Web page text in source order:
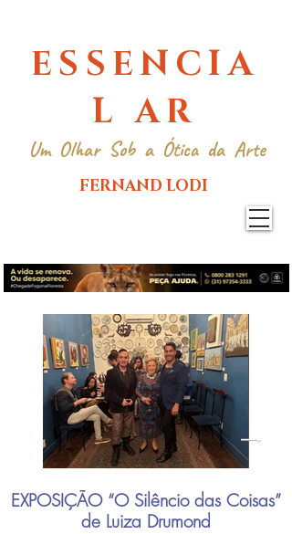
ESSENCIA
L AR
Um Olhar Sob a Ótica da Arte
FERNAND LODI
EXPOSIÇÃO “O Silêncio das Coisas”
de Luiza Drumond